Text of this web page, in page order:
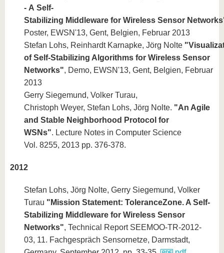
- A Self-
Stabilizing Middleware for Wireless Sensor
Poster, EWSN'13, Gent, Belgien, Februar 2013
Stefan Lohs, Reinhardt Karnapke, Jörg Nolte
of Self-Stabilizing Algorithms for Wireless Sensor
Networks", Demo, EWSN'13, Gent, Belgien, Februar
2013
Gerry Siegemund, Volker Turau,
Christoph Weyer, Stefan Lohs, Jörg Nolte. "An Agile
and Stable Neighborhood Protocol for
WSNs". Lecture Notes in Computer Science
Vol. 8255, 2013 pp. 376-378.
2012
Stefan Lohs, Jörg Nolte, Gerry Siegemund, Volker
Turau "Mission Statement: ToleranceZone. A Self-
Stabilizing Middleware for Wireless Sensor
Networks", Technical Report SEEMOO-TR-2012-
03, 11. Fachgespräch Sensornetze, Darmstadt,